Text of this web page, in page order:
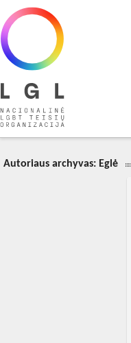
Nacionalinė LGBT teisių
Autoriaus archyvas: Eglė